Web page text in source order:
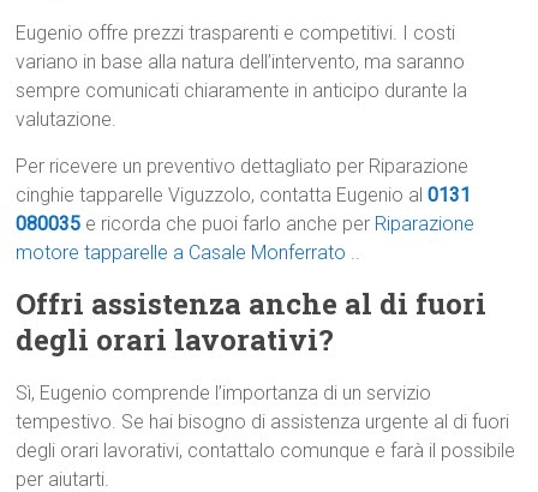
Eugenio offre prezzi trasparenti e competitivi. I costi
variano in base alla natura dell’intervento, ma saranno
sempre comunicati chiaramente in anticipo durante la
valutazione.
Per ricevere un preventivo dettagliato per Riparazione
cinghie tapparelle Viguzzolo, contatta Eugenio al0131
080035 e ricorda che puoi farlo anche per Riparazione
motore tapparelle a Casale Monferrato ..
Offri assistenza anche al di fuori
degli orari lavorativi?
Sì, Eugenio comprende l’importanza di un servizio
tempestivo. Se hai bisogno di assistenza urgente al di fuori
degli orari lavorativi, contattalo comunque e farà il possibile
per aiutarti.